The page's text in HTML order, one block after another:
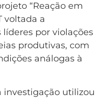
“Reação em
voltada a
por violações
produtivas, com
análogas à
investigação utilizou